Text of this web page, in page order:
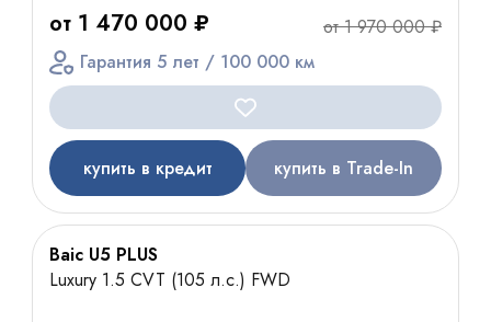
от 1 470 000 ₽
от 1 970 000 ₽
Гарантия 5 лет / 100 000 км
купить в кредит купить в Trade-In
Baic U5 PLUS
Luxury 1.5 CVT (105 л.с.) FWD